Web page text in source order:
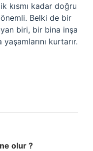
kısmı kadar doğru
Belki de bir
biri, bir bina inşa
kurtarır.
olur ?